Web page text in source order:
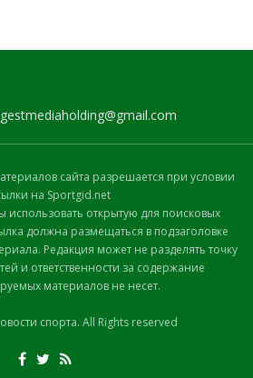
сайта разрешается при условии
на Sportgid.net
открытую для поисковых
должна размещаться в подзаголовке
Редакция может не разделять точку
и ответственности за содержание
материалов не несет.
спорта. All Rights reserved